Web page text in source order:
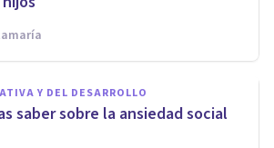
Y DEL DESARROLLO
saber sobre la ansiedad social